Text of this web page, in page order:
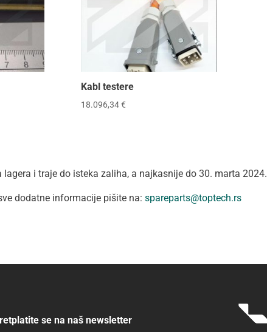
Kabl testere
18.096,34€
i traje do isteka zaliha, a najkasnije do 30. marta 2024.
dodatne informacije pišite na: spareparts@toptech.rs
se na naš newsletter